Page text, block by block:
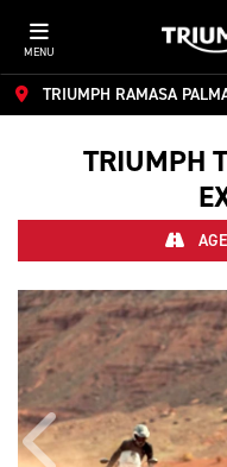
MENU
TRIUMPH RAMASA
TRIUMPH
Anterior